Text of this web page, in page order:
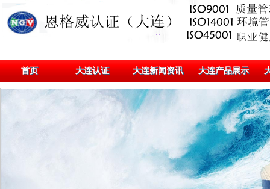
首页 大连认证 大连新闻资讯 大连产品展示